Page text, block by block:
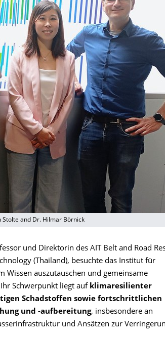
Stolte and Dr. Hilmar Börnick
und Direktorin des AIT Belt and Road
(Thailand), besuchte das Institut für
Wissen auszutauschen und gemeinsame
Schwerpunkt liegt auf klimaresilienter
Schadstoffen sowie fortschrittlichen
und -aufbereitung, insbesondere an
und Ansätzen zur